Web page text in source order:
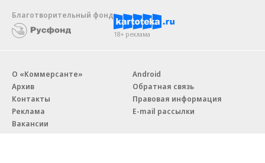
Благотворительный фонд
18+ реклама
О «Коммерсанте»
Архив
Контакты
Реклама
Вакансии
Android
Обратная связь
Правовая информация
E-mail рассылки